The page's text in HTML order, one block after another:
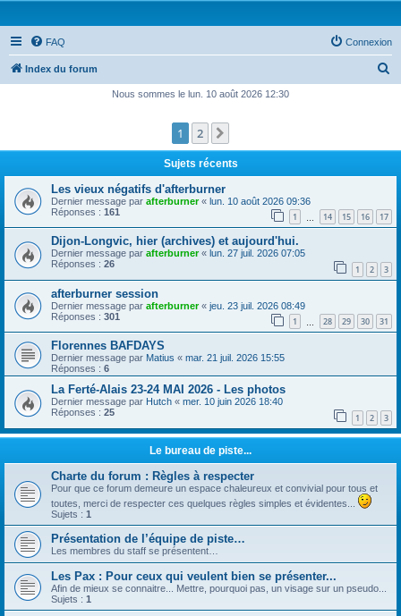
FAQ Connexion
Index du forum
e
r
r
Nous sommes le lun. 10 août 2026 12:30
1 2
Sujets récents
Les vieux négatifs d'afterburner
Dernier message par afterburner« lun. 10 août 2026 09:36
Réponses : 161 1 14 15 16 17
Dijon-Longvic, hier (archives) et aujourd'hui.
Dernier message par afterburner« lun. 27 juil. 2026 07:05
Réponses : 26 1 2 3
afterburner session
Dernier message par afterburner« jeu. 23 juil. 2026 08:49
Réponses : 301 1 28 29 30 31
Florennes BAFDAYS
Dernier message par Matius « mar. 21 juil. 2026 15:55
Réponses : 6
La Ferté-Alais 23-24 MAI 2026 - Les photos
Dernier message par Hutch « mer. 10 juin 2026 18:40
Réponses : 25 1 2 3
Le bureau de piste...
Charte du forum : Règles à respecter
Pour que ce forum demeure un espace chaleureux et convivial pour tous et
toutes, merci de respecter ces quelques règles simples et évidentes...
Sujets : 1
Présentation de l’équipe de piste…
Les membres du staff se présentent…
Les Pax : Pour ceux qui veulent bien se présenter...
Afin de mieux se connaitre... Mettre, pourquoi pas, un visage sur un pseudo...
Sujets : 1